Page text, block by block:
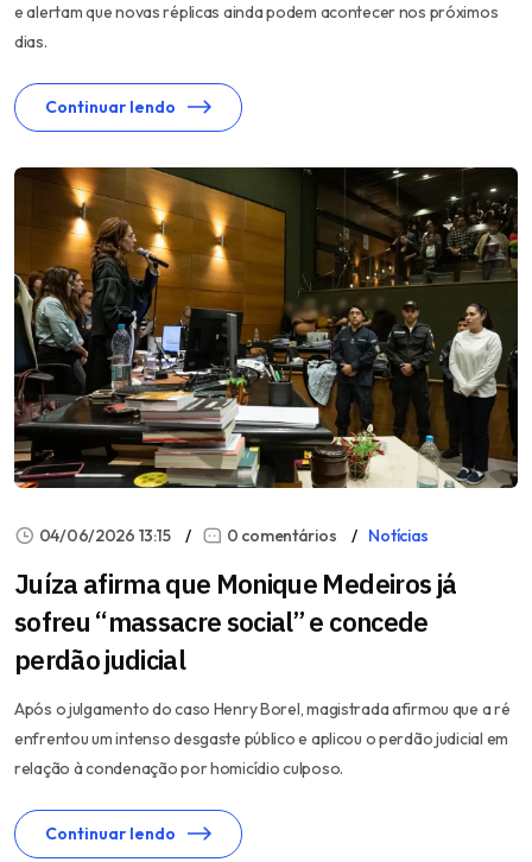
e alertam que novas réplicas ainda podem acontecer nos próximos
dias.
Continuar lendo
04/06/2026 13:15 0 comentários Notícias
Juíza afirma que Monique Medeiros já
sofreu “massacre social” e concede
perdão judicial
Após o julgamento do caso Henry Borel, magistrada afirmou que a ré
enfrentou um intenso desgaste público e aplicou o perdão judicial em
relação à condenação por homicídio culposo.
Continuar lendo